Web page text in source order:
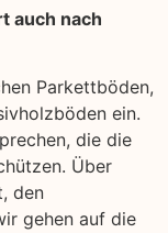
auch nach
Parkettböden,
ein.
die die
Über
den
gehen auf die